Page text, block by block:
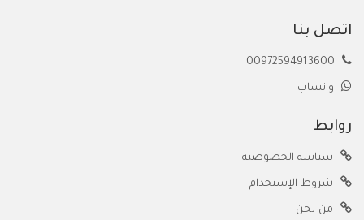
اتصل بنا
واتساب
روابط
سياسة الخصوصية
شروط الإستخدام
من نحن